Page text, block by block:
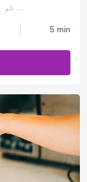
5 min